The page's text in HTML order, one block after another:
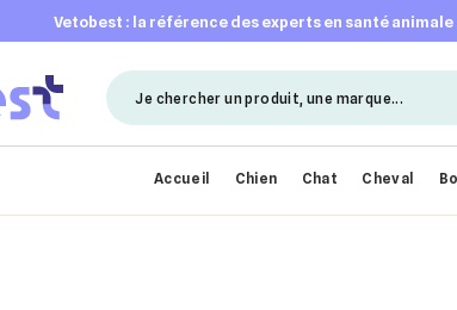
vetobest : la référence des experts en santé animale
Accueil Chien Chat Cheval